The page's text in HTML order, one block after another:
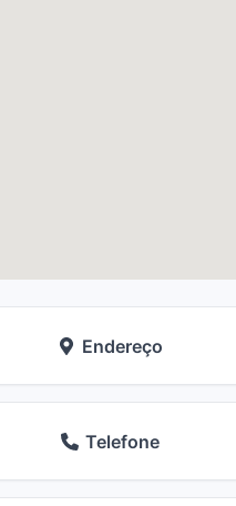
Endereço
Telefone